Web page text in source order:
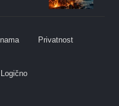
Privatnost